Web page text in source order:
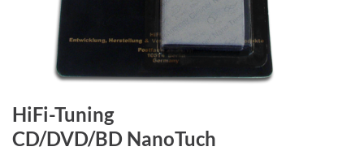
HiFi-Tuning
CD/DVD/BD NanoTuch